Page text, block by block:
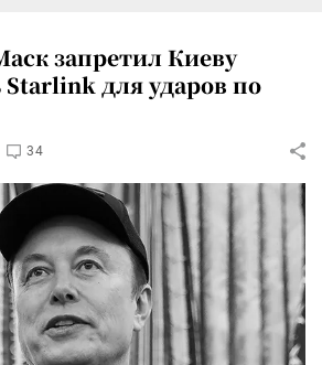
запретил Киеву
Starlink для ударов по
34